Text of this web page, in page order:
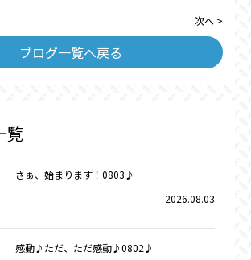
ブログ一覧へ戻る
次へ >
覧
さぁ、始まります！0803♪
2026.08.03
感動♪ただ、ただ感動♪0802♪